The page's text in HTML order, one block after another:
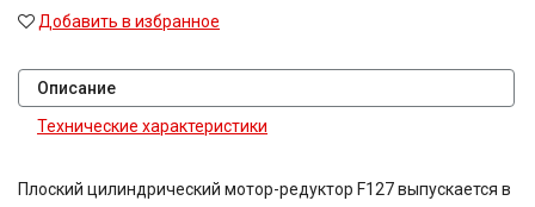
Добавить в избранное
Описание
Технические характеристики
Плоский цилиндрический мотор-редуктор F127 выпускается в